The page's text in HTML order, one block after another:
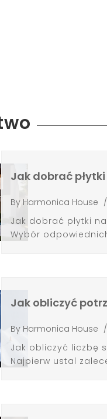
Jak dobrać
By Harmonica House /
Jak dobrać płytki
Wybór
Jak obliczyć
By Harmonica House /
Jak obliczyć liczbę
Najpierw ustal